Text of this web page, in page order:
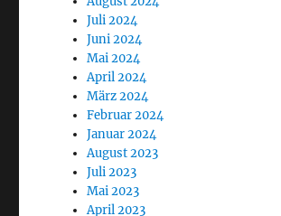
Juli 2024
Juni 2024
Mai 2024
April 2024
März 2024
Februar 2024
Januar 2024
August 2023
Juli 2023
Mai 2023
April 2023